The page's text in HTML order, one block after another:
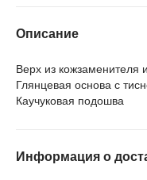
Описание
Верх из кожзаменителя
Глянцевая основа с
Каучуковая подошва
Информация о